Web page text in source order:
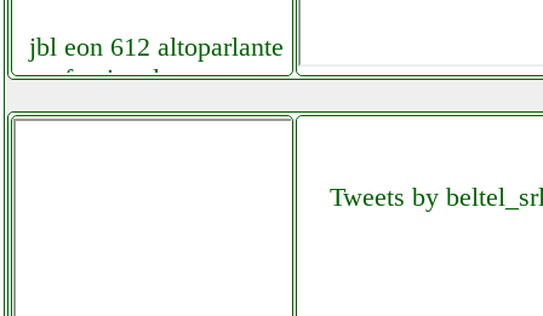
jbl eon 612 altoparlante
professionale
elettronicagrande.it
Tweets by